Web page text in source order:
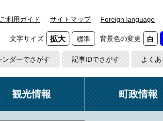
ご利用ガイド サイトマップ Foreign language
文字サイズ 拡大 標準 背景色の変更 白
ンダーでさがす 記事IDでさがす よく
観光情報 町政情報